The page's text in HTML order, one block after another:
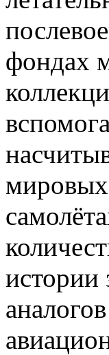
фондах
мировых
истории